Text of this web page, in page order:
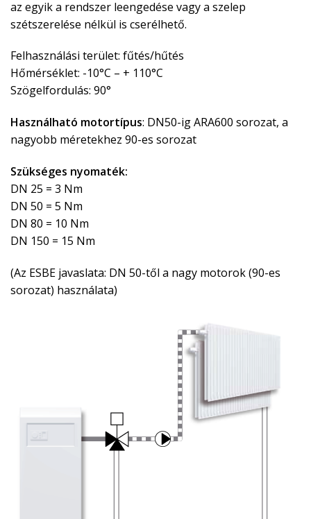
az egyik a rendszer leengedése vagy a szelep
szétszerelése nélkül is cserélhető.
Felhasználási terület: fűtés/hűtés
Hőmérséklet: -10°C – + 110°C
Szögelfordulás: 90°
Használható motortípus: DN50-ig ARA600 sorozat, a
nagyobb méretekhez 90-es sorozat
Szükséges nyomaték:
DN 25 = 3 Nm
DN 50 = 5 Nm
DN 80 = 10 Nm
DN 150 = 15 Nm
(Az ESBE javaslata: DN 50-től a nagy motorok (90-es
sorozat) használata)